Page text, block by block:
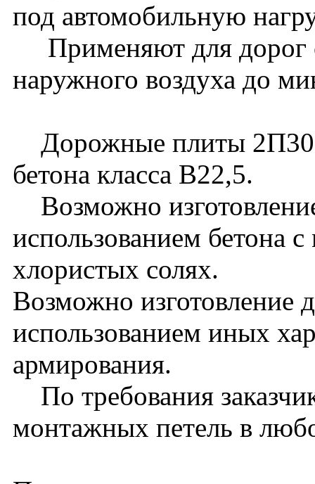
под автомобильную
Применяют для дорог
наружного воздуха до
Дорожные плиты
бетона класса В22,5.
Возможно
использованием бетона
хлористых солях.
Возможно изготовление
использованием иных
армирования.
По требования
монтажных петель в